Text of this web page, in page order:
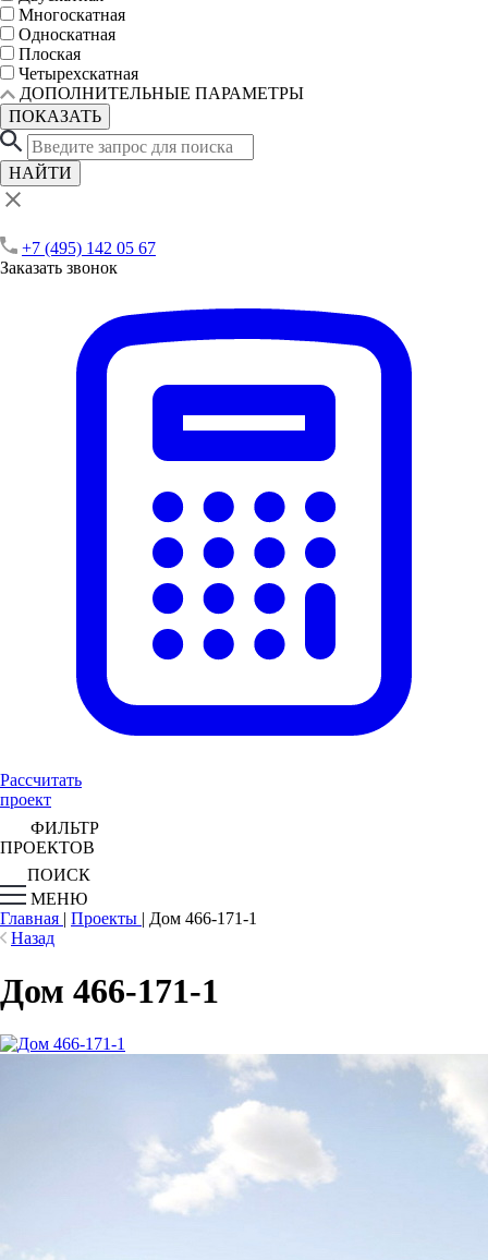
Многоскатная
Односкатная
Плоская
Четырехскатная
ДОПОЛНИТЕЛЬНЫЕ ПАРАМЕТРЫ
ПОКАЗАТЬ
НАЙТИ
+7 (495) 142 05 67
Заказать звонок
Рассчитать
проект
ФИЛЬТР
ПРОЕКТОВ
ПОИСК
МЕНЮ
Главная | Проекты | Дом 466-171-1
Назад
Дом 466-171-1